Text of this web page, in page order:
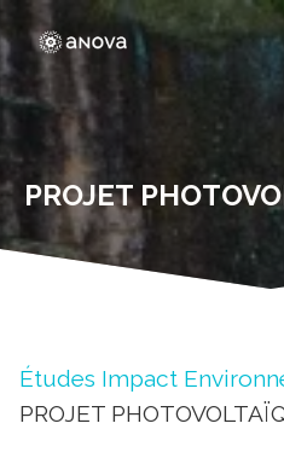
PROJET
Études Impact
PROJET